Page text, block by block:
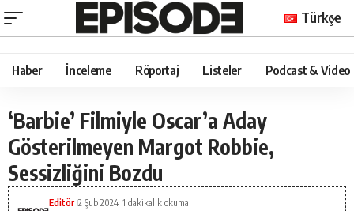
Türkçe
Haber İnceleme Röportaj Listeler Podcast & Video
‘Barbie’ Filmiyle Oscar’a Aday
Gösterilmeyen Margot Robbie,
Sessizliğini Bozdu
Editör 2 Şub 2024 1 dakikalık okuma